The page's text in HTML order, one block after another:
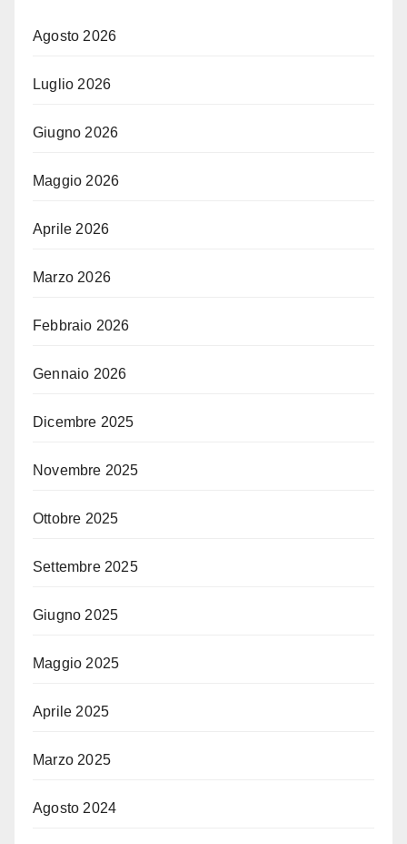
Agosto 2026
Luglio 2026
Giugno 2026
Maggio 2026
Aprile 2026
Marzo 2026
Febbraio 2026
Gennaio 2026
Dicembre 2025
Novembre 2025
Ottobre 2025
Settembre 2025
Giugno 2025
Maggio 2025
Aprile 2025
Marzo 2025
Agosto 2024